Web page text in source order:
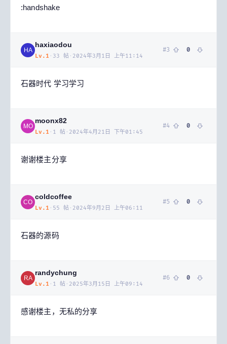
:handshake
HA
haxiaodou
Lv. 1 · 33 帖 · 2024年3月1日 上午11:14
#3 0
石器时代 学习学习
MO
moonx82
Lv. 1 · 1 帖 · 2024年4月21日 下午01:45
#4 0
谢谢楼主分享
CO
coldcoffee
Lv. 1 · 55 帖 · 2024年9月2日 上午06:11
#5 0
石器的源码
RA
randychung
Lv. 1 · 1 帖 · 2025年3月15日 上午09:14
#6 0
感谢楼主，无私的分享